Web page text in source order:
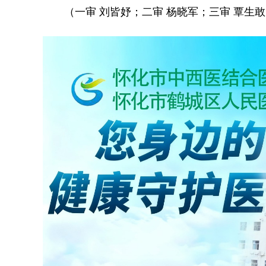
（一审 刘皆妤；二审 杨晓军；三审 覃生